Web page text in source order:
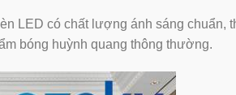
LED có chất lượng ánh sáng chuẩn,
bóng huỳnh quang thông thường.